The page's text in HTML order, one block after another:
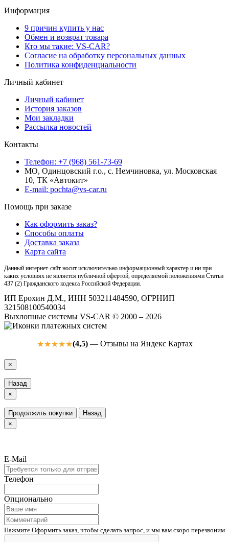
Информация
9 причин купить у нас
Обмен и возврат товара
Кто мы такие: VS-CAR?
Согласие на обработку персональных данных
Политика конфиденциальности
Личный кабинет
Личный кабинет
История заказов
Мои закладки
Рассылка новостей
Контакты
Телефон: +7 (968) 561-73-69
МО, Одинцовский г.о., с. Немчиновка, ул. Московская
10, ТК «Автокит»
E-mail: pochta@vs-car.ru
Помощь при заказе
Как оформить заказ?
Способы оплаты
Доставка заказа
Карта сайта
Данный интернет-сайт носит исключительно информационный характер и ни при
каких условиях не является публичной офертой, определяемой положениями Статьи
437 (2) Гражданского кодекса Российской Федерации.
ИП Ерохин Д.М., ИНН 503211484590, ОГРНИП
321508100540034
Выхлопные системы VS-CAR © 2000 – 2026
★★★★★(4,5)— Отзывы на Яндекс Картах
×
Назад
×
Продолжить покупки
Назад
×
E-Mail
Телефон
Опционально
Нажмите Оформить заказ, чтобы сделать запрос, и мы вам скоро перезвоним